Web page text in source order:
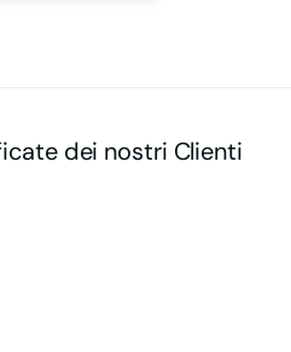
dei nostri Clienti